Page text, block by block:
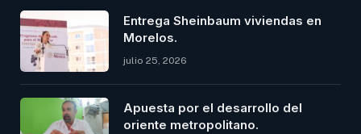
Entrega Sheinbaum viviendas en
Morelos.
julio 25, 2026
Apuesta por el desarrollo del
oriente metropolitano.